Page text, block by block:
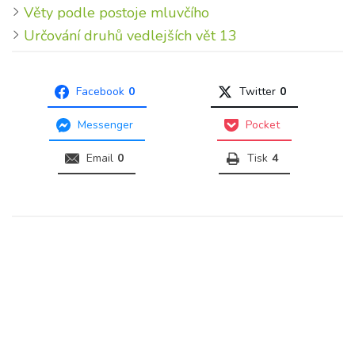
Věty podle postoje mluvčího
Určování druhů vedlejších vět 13
Facebook 0 Twitter 0
Messenger Pocket
Email 0 Tisk 4